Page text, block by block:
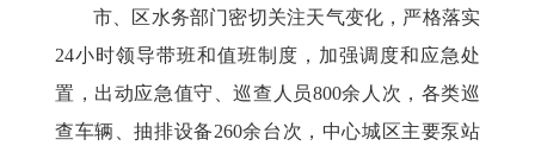
市、区水务部门密切关注天气变化，严格落实
24小时领导带班和值班制度，加强调度和应急处
置，出动应急值守、巡查人员800余人次，各类巡
查车辆、抽排设备260余台次，中心城区主要泵站